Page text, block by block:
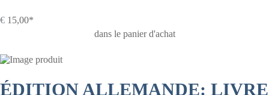
€ 15,00*
dans le panier d'achat
ÉDITION ALLEMANDE: LIVRE